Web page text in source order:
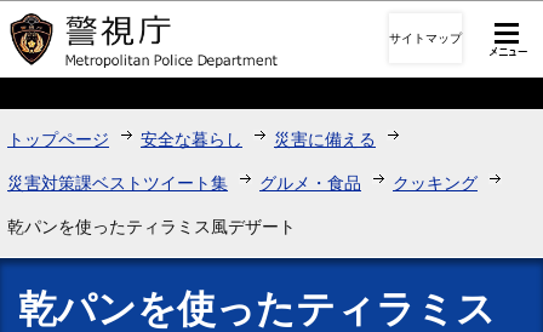
このページの本文へ移動
サイトマップ
トップページ 安全な暮らし 災害に備える
災害対策課ベストツイート集 グルメ・食品 クッキング
乾パンを使ったティラミス風デザート
乾パンを使ったティラミス